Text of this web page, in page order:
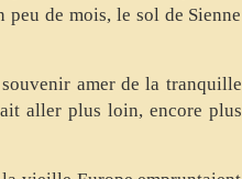
peu de mois, le sol de Sienne
amer de la tranquille
aller plus loin, encore plus